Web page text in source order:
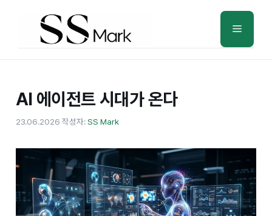
로
메
AI 에이전트 시대가 온다
23.06.2026 작성자:SS Mark